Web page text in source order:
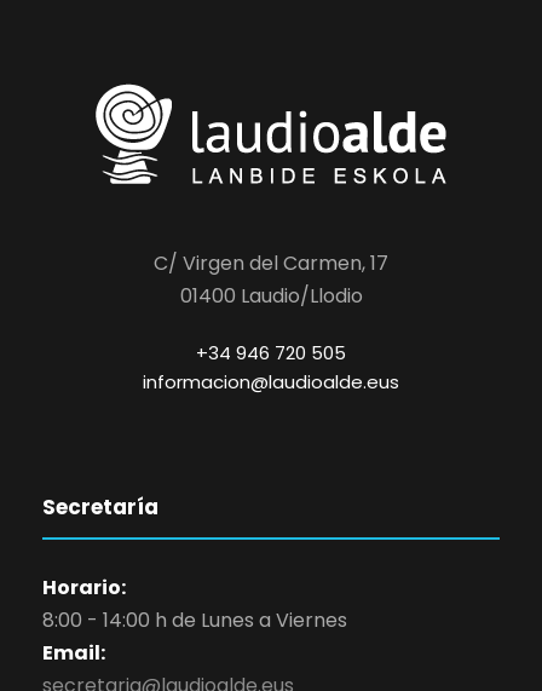
C/ Virgen del Carmen, 17
01400 Laudio/Llodio
+34 946 720 505
informacion@laudioalde.eus
Secretaría
Horario:
8:00 - 14:00 h de Lunes a Viernes
Email: